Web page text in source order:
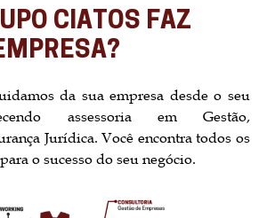
CIATOS FAZ
da sua empresa desde o seu
assessoria em Gestão,
Jurídica. Você encontra todos os
o sucesso do seu negócio.